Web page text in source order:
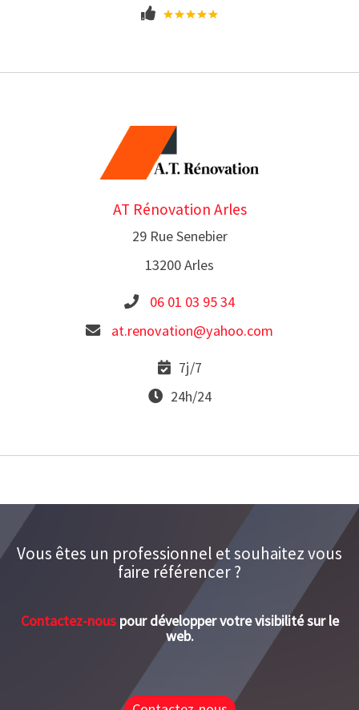
AT Rénovation Arles
29 Rue Senebier
13200 Arles
06 01 03 95 34
at.renovation@yahoo.com
7j/7
24h/24
Vous êtes un professionnel et souhaitez vous
faire référencer ?
Contactez-nouspour développer votre visibilité sur le
web.